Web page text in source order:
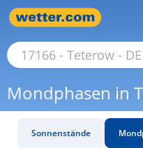
Mondphasen in
Sonnenstände